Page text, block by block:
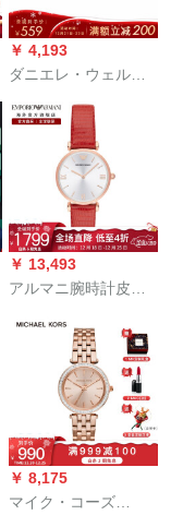
￥ 4,193
ダニエレ・ウェルリ
ライトと男女の金色
の開口部のブライト
をセットしていま
す。DW 0040075。
￥ 13,493
アルマニ腕時計皮質
女子時計简略クウォ
ー女子史腕時計AR
￥ 8,175
マイク・コーズ